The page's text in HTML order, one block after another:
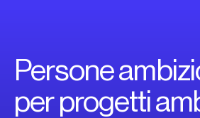
Persone
per progetti